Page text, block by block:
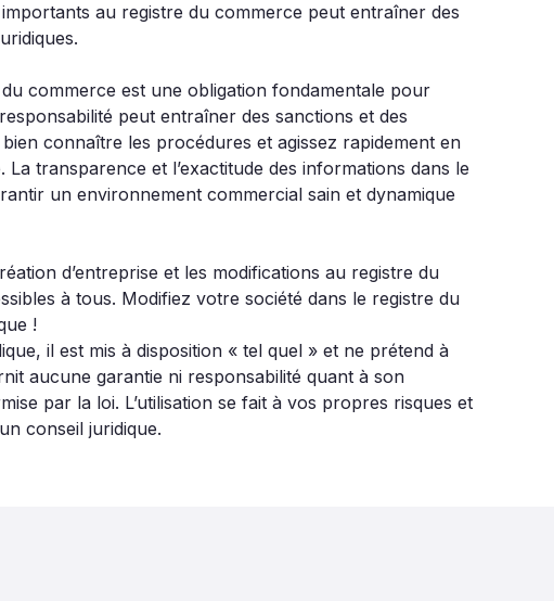
au registre du commerce peut entraîner des
commerce est une obligation fondamentale pour
peut entraîner des sanctions et des
connaître les procédures et agissez rapidement en
transparence et l’exactitude des informations dans le
un environnement commercial sain et dynamique
d’entreprise et les modifications au registre du
à tous. Modifiez votre société dans le registre du
!
il est mis à disposition « tel quel » et ne prétend à
aucune garantie ni responsabilité quant à son
par la loi. L’utilisation se fait à vos propres risques et
conseil juridique.